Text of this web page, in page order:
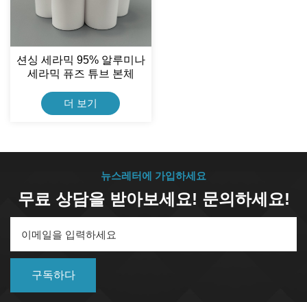
션싱 세라믹 95% 알루미나
세라믹 퓨즈 튜브 본체
더 보기
뉴스레터에 가입하세요
무료 상담을 받아보세요! 문의하세요!
구독하다